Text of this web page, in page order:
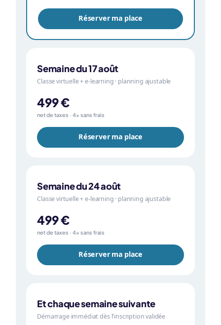
Réserver ma place
Semaine du 17 août
Classe virtuelle + e-learning · planning ajustable
499 €
net de taxes · 4× sans frais
Réserver ma place
Semaine du 24 août
Classe virtuelle + e-learning · planning ajustable
499 €
net de taxes · 4× sans frais
Réserver ma place
Et chaque semaine suivante
Démarrage immédiat dès l'inscription validée